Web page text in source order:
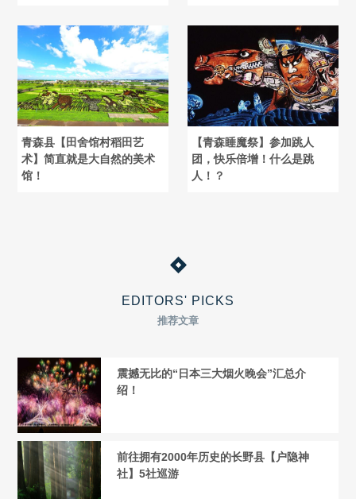
青森县【田舍馆村稻田艺
术】简直就是大自然的美术
馆！
【青森睡魔祭】参加跳人
团，快乐倍增！什么是跳
人！？
EDITORS' PICKS
推荐文章
震撼无比的“日本三大烟火晚会”汇总介
绍！
前往拥有2000年历史的长野县【户隐神
社】5社巡游